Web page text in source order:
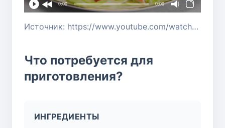
0:00 0:00
Источник: https://www.youtube.com/watch?v=rHJOyvlzv1Q
Что потребуется для
приготовления?
ИНГРЕДИЕНТЫ